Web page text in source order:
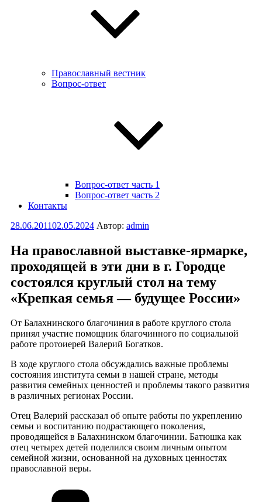
Православный вестник
Вопрос-ответ
Вопрос-ответ часть 1
Вопрос-ответ часть 2
Контакты
Опубликовано
28.06.201102.05.2024 Автор: admin
На православной выставке-ярмарке,
проходящей в эти дни в г. Городце
состоялся круглый стол на тему
«Крепкая семья — будущее России»
От Балахнинского благочиния в работе круглого стола
принял участие помощник благочинного по социальной
работе протоиерей Валерий Богатков.
В ходе круглого стола обсуждались важные проблемы
состояния института семьи в нашей стране, методы
развития семейных ценностей и проблемы такого развития
в различных регионах России.
Отец Валерий рассказал об опыте работы по укреплению
семьи и воспитанию подрастающего поколения,
проводящейся в Балахнинском благочинии. Батюшка как
отец четырех детей поделился своим личным опытом
семейной жизни, основанной на духовных ценностях
православной веры.